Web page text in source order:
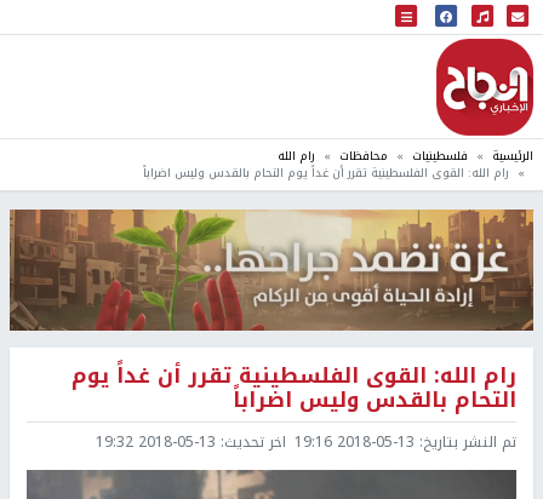
البث المباشر
إذاعة النجاح
الرئيسية فلسطينيات محافظات رام الله
رام الله: القوى الفلسطينية تقرر أن غداً يوم التحام بالقدس وليس اضراباً
رام الله: القوى الفلسطينية تقرر أن غداً يوم
التحام بالقدس وليس اضراباً
تم النشر بتاريخ: 2018-05-13 19:16 اخر تحديث: 2018-05-13 19:32